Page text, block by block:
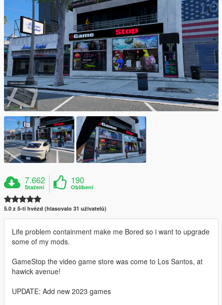
7.662
Stažení
190
Oblíbení
5.0 z 5-ti hvězd (hlasovalo 31 uživatelů)
Life problem containment make me Bored so i want to upgrade
some of my mods.
GameStop the video game store was come to Los Santos, at
hawick avenue!
UPDATE: Add new 2023 games